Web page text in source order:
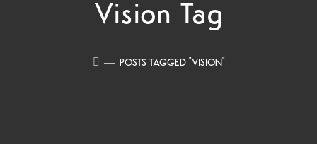
Vision Tag
POSTS TAGGED "VISION"